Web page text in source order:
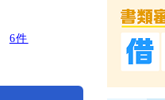
6件